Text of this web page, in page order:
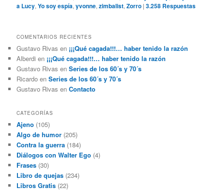
a Lucy,Yo soy espía,yvonne,zimbalist,Zorro |3.258 Respuestas
COMENTARIOS RECIENTES
Gustavo Rivas en ¡¡¡Qué cagada!!!… haber tenido la razón
Alberdi en ¡¡¡Qué cagada!!!… haber tenido la razón
Gustavo Rivas enSeries de los 60´s y 70´s
Ricardo enSeries de los 60´s y 70´s
Gustavo Rivas enContacto
CATEGORÍAS
Ajeno (105)
Algo de humor (205)
Contra la guerra (184)
Diálogos con Walter Ego (4)
Frases (30)
Libro de quejas (234)
Libros Gratis (22)